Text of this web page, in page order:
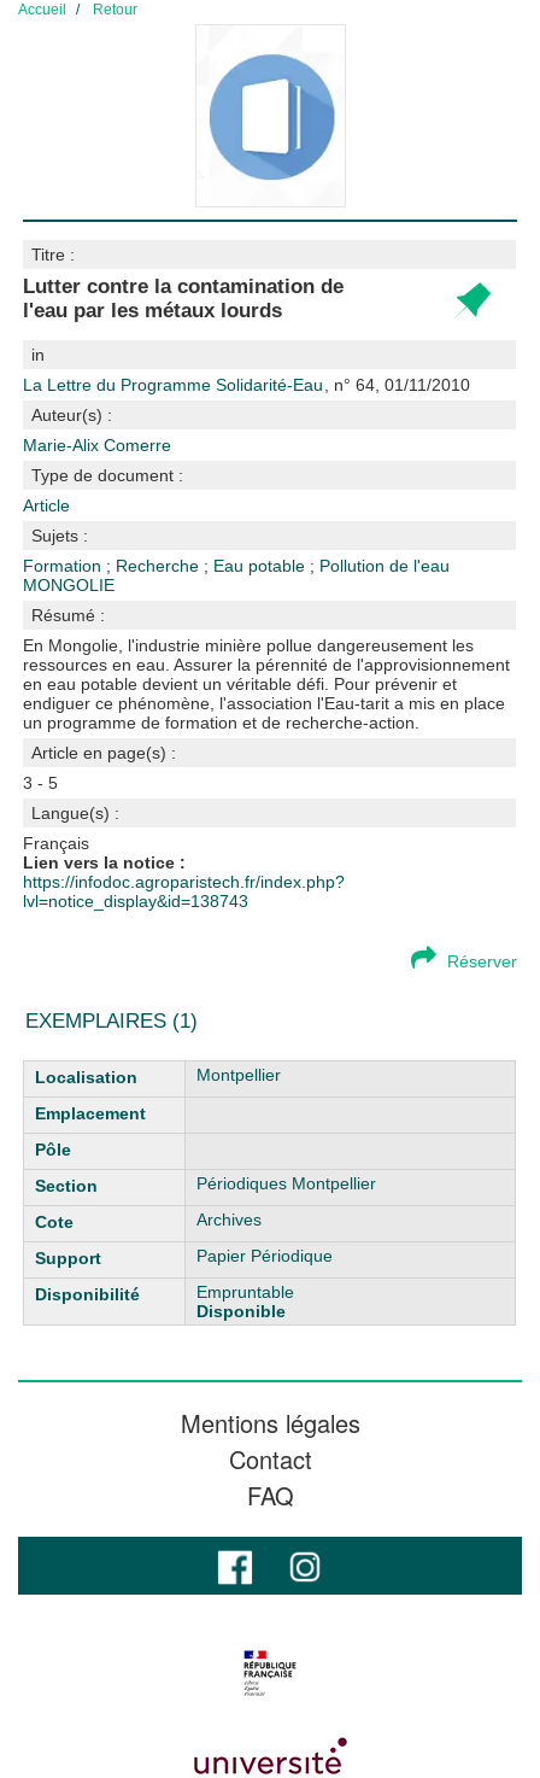
Accueil Retour
Titre :
Lutter contre la contamination de
l'eau par les métaux lourds
in
La Lettre du Programme Solidarité-Eau
, n° 64, 01/11/2010
Auteur(s) :
Marie-Alix Comerre
Type de document :
Article
Sujets :
Formation ; Recherche ; Eau potable ; Pollution de l'eau
MONGOLIE
Résumé :
En Mongolie, l'industrie minière pollue dangereusement les
ressources en eau. Assurer la pérennité de l'approvisionnement
en eau potable devient un véritable défi. Pour prévenir et
endiguer ce phénomène, l'association l'Eau-tarit a mis en place
un programme de formation et de recherche-action.
Article en page(s) :
3 - 5
Langue(s) :
Français
Lien vers la notice :
https://infodoc.agroparistech.fr/index.php?
lvl=notice_display&id=138743
Réserver
EXEMPLAIRES (1)
Liste des exemplaires Montpellier
Périodiques Montpellier
Archives
Papier Périodique
Empruntable
Disponible
Mentions légales
Contact
FAQ